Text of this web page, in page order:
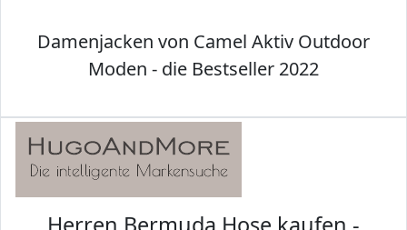
Damenjacken von Camel Aktiv Outdoor
Moden - die Bestseller 2022